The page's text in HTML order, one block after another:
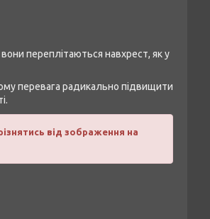
переплітаються навхрест, як у
перевага радикально підвищити
від зображення на